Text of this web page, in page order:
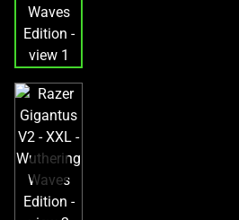
with
one
large
image
and
a
track
of
thumbnails
below.